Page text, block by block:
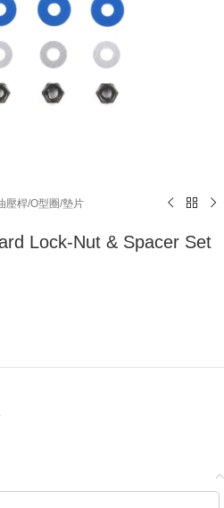
壓桿/O型圈/墊片
Lock-Nut & Spacer Set